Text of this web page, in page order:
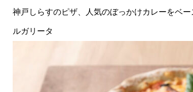
神戸しらすのピザ、人気のぼっかけカレーをベ
ルガリータ